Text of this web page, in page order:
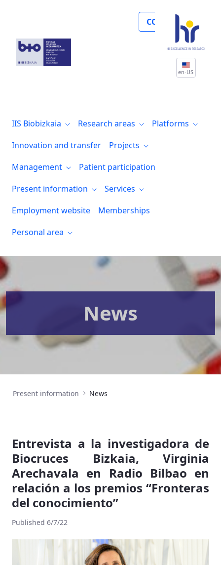
COLLABORATE
en-US
IIS Biobizkaia Research areas
Platforms
Innovation and transfer
Projects
Management
Patient participation
Present information
Services
Employment website
Memberships
Personal area
News
Present information News
Entrevista a la investigadora de
Biocruces Bizkaia, Virginia
Arechavala en Radio Bilbao en
relación a los premios “Fronteras
del conocimiento”
Published 6/7/22